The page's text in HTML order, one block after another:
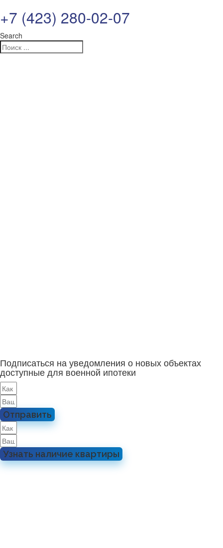
+7 (423) 280-02-07
Search
Подписаться на уведомления о новых объектах
доступные для военной ипотеки
Отправить
Узнать наличие квартиры